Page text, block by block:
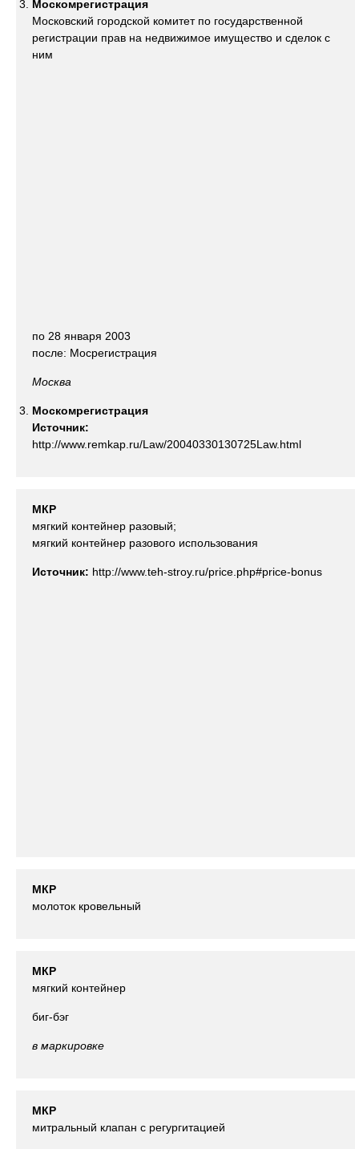
Москомрегистрация
Московский городской комитет по государственной
регистрации прав на недвижимое имущество и сделок с
ним
по 28 января 2003
после: Мосрегистрация
Москва
Москомрегистрация
Источник:
http://www.remkap.ru/Law/20040330130725Law.html
МКР
мягкий контейнер разовый;
мягкий контейнер разового использования
Источник: http://www.teh-stroy.ru/price.php#price-bonus
МКР
молоток кровельный
МКР
мягкий контейнер
биг-бэг
в маркировке
МКР
митральный клапан с регургитацией